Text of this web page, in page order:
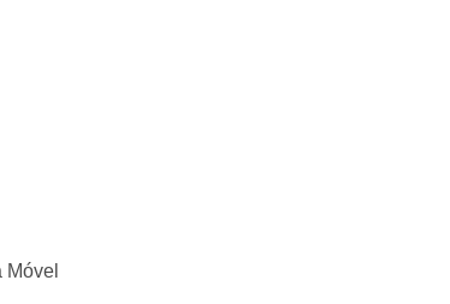
Móvel